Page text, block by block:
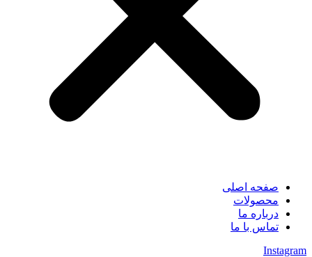
صفحه اصلی
محصولات
درباره ما
تماس با ما
Instagram